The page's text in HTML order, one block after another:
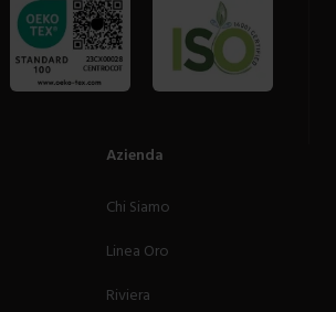
Azienda
Chi Siamo
Linea Oro
Riviera